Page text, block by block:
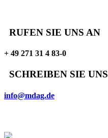
RUFEN SIE UNS AN
+ 49 271 31 4 83-0
SCHREIBEN SIE UNS
info@mdag.de